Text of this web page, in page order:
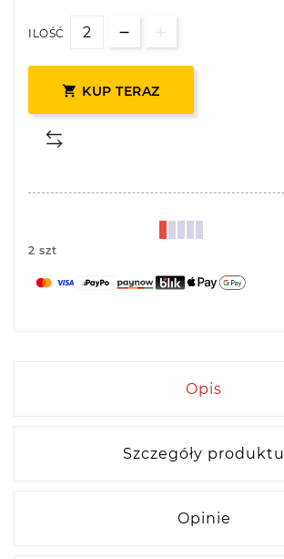
ILOŚĆ
 KUP TERAZ
2 szt
Opis
Szczegóły produktu
Opinie